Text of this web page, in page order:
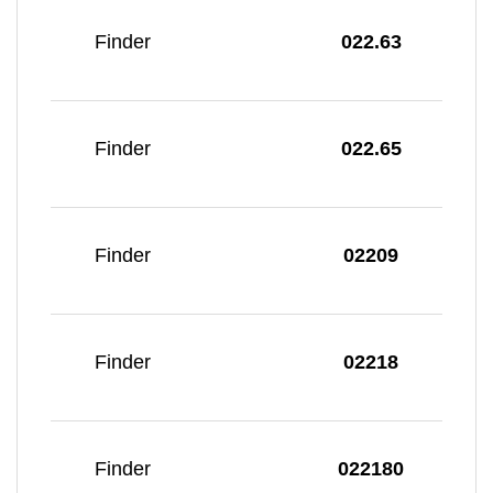
Finder 022.63
Finder 022.65
Finder 02209
Finder 02218
Finder 022180